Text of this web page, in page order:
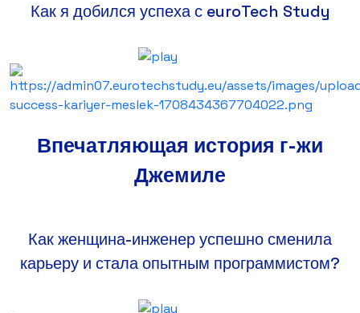
Как я добился успеха с euroTech Study
Впечатляющая история г-жи
Джемиле
Как женщина-инженер успешно сменила
карьеру и стала опытным программистом?